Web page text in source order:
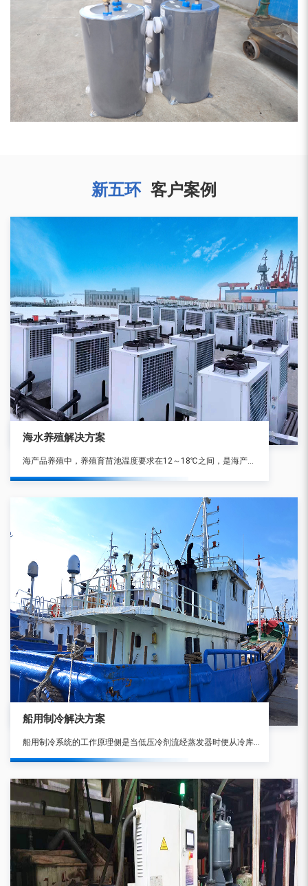
新五环 客户案例
海水养殖解决方案
海产品养殖中，养殖育苗池温度要求在12～18℃之间，是海产品生长的更佳 环境。受季节和地区环境温度的变化，育苗池温度更低可达0℃以下，更高达30℃以上，因此必须对养殖育苗池海水及其环境温度进行恒温控制。
船用制冷解决方案
船用制冷系统的工作原理侧是当低压冷剂流经蒸发器时便从冷库中吸热使库温降低,而冷剂本身汽化成蒸气,在蒸发器出口处即可成为过热蒸气为了使蒸发器中气压能保持较低数值,并能回收冷剂循环使用。